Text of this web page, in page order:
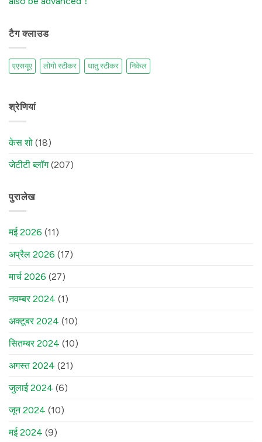
It)
टैग क्लाउड
एएसयूए लोगो स्टीकर धातु स्टीकर निकेल
श्रेणियां
केस शो (18)
जेटीटी ब्लॉग(207)
पुरालेख
मई 2026 (11)
अप्रैल 2026 (17)
मार्च 2026 (27)
नवम्बर 2024 (1)
अक्टूबर 2024 (10)
सितम्बर 2024 (10)
अगस्त 2024 (21)
जुलाई 2024 (6)
जून 2024 (10)
मई 2024 (9)